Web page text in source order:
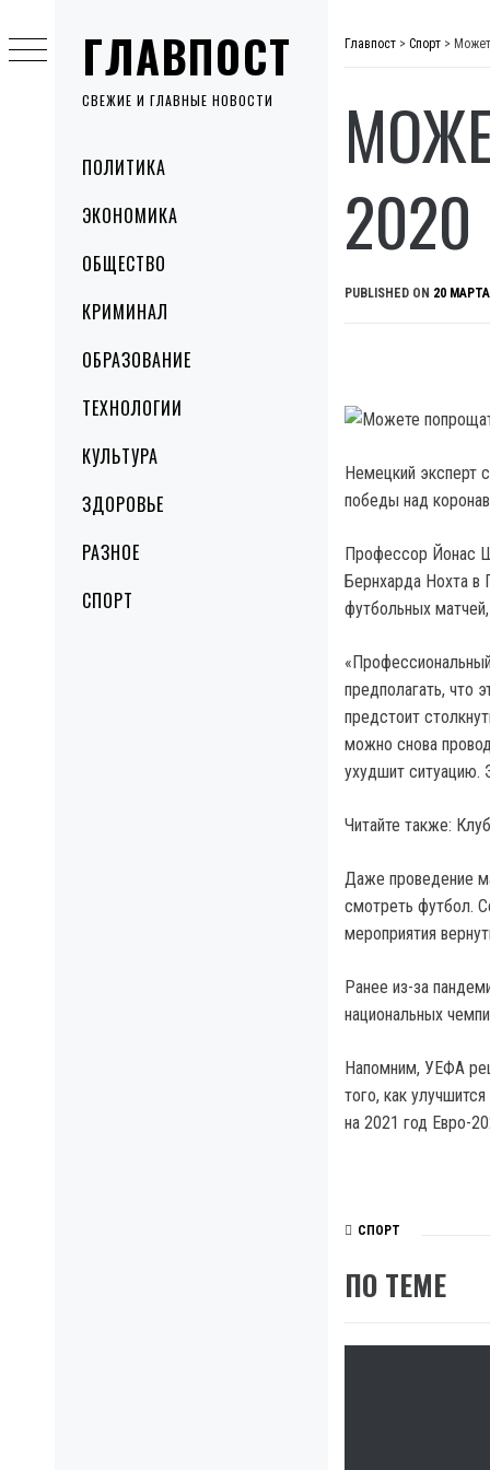
ГЛАВПОСТ
СВЕЖИЕ И ГЛАВНЫЕ НОВОСТИ
MenuПОЛИТИКА
ЭКОНОМИКА
ОБЩЕСТВО
КРИМИНАЛ
ОБРАЗОВАНИЕ
ТЕХНОЛОГИИ
КУЛЬТУРА
ЗДОРОВЬЕ
РАЗНОЕ
СПОРТ
to
content
Главпост > Спорт >
PUBLISHED ON 20
Немецкий эксперт
победы над
Профессор Йонас
Бернхарда Нохта в
футбольных
предполагать, что
предстоит
можно снова
ухудшит ситуацию.
Читайте также:
Даже проведение
смотреть футбол.
мероприятия
Ранее из-за
национальных
Напомним, УЕФА
того, как
на 2021 год Евро-
СПОРТ
ПО ТЕМЕ